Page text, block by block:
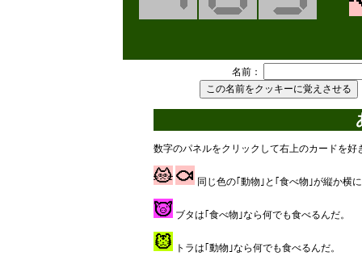
名前：
数字のパネルをクリックして右上のカードを好
同じ色の｢動物｣と｢食べ物｣が縦か横
ブタは｢食べ物｣なら何でも食べるんだ。
トラは｢動物｣なら何でも食べるんだ。